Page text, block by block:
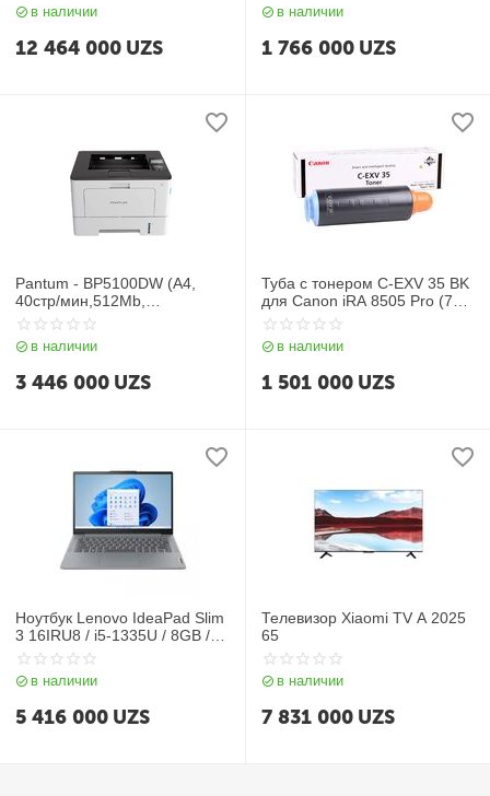
в наличии
12 464 000 UZS
в наличии
1 766 000 UZS
Pantum - BP5100DW (A4,
40стр/мин,512Mb,
лазерное,USB2.0,сетевой,Wi
FI,двуст.печать)
в наличии
3 446 000 UZS
Туба с тонером C-EXV 35 BK
для Canon iRA 8505 Pro (70
000 стр.)
в наличии
1 501 000 UZS
Ноутбук Lenovo IdeaPad Slim
3 16IRU8 / i5-1335U / 8GB /
SSD 256GB / 16" WUXGA
в наличии
5 416 000 UZS
Телевизор Xiaomi TV A 2025
65
в наличии
7 831 000 UZS